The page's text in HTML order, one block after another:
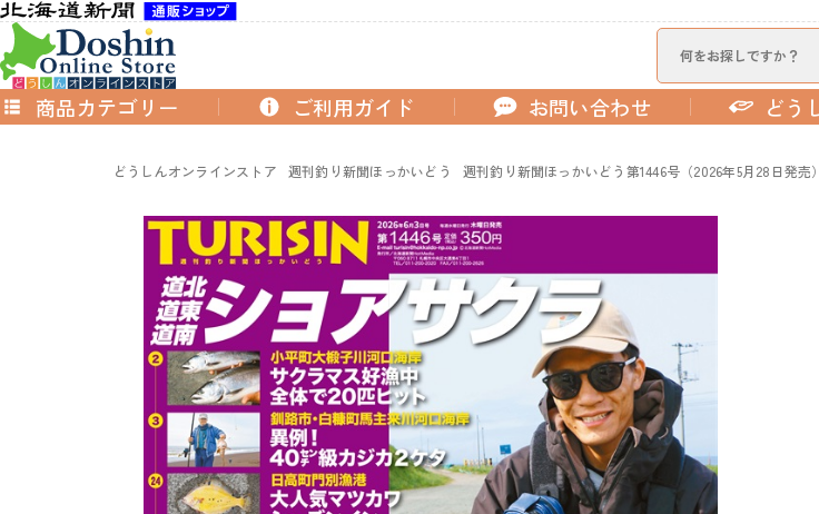
商品カテゴリー ご利用ガイド お問い合わせ どう
どうしんオンラインストア 週刊釣り新聞ほっかいどう 週刊釣り新聞ほっかいどう第1446号（2026年5月28日発売）